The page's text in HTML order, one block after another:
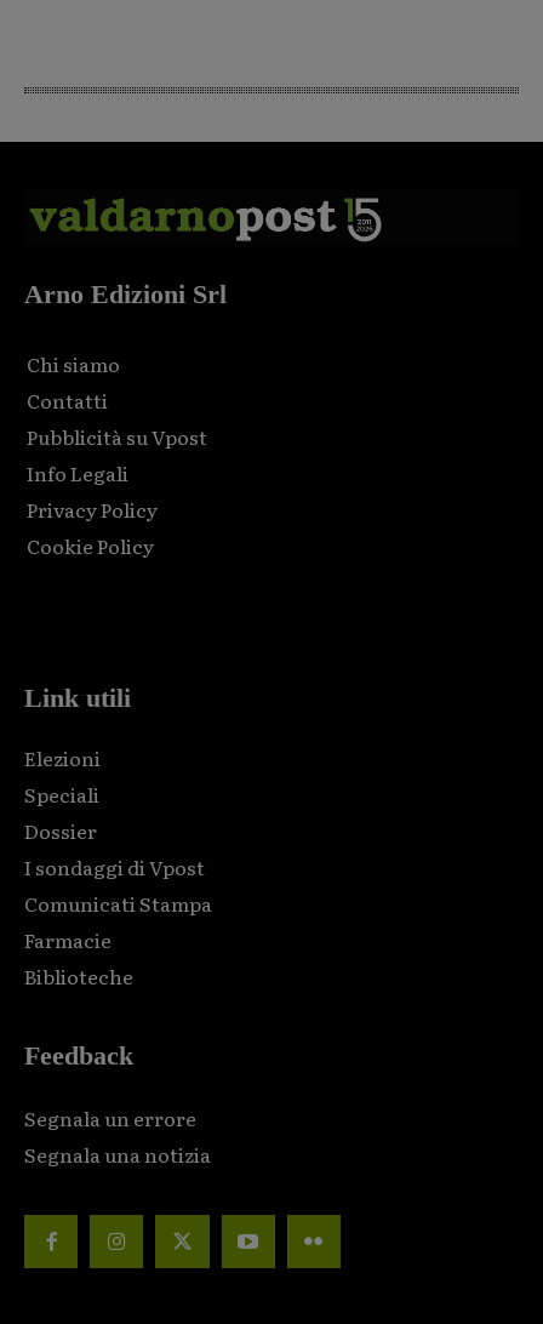
Arno Edizioni Srl
Chi siamo
Contatti
Pubblicità su Vpost
Info Legali
Privacy Policy
Cookie Policy
Link utili
Elezioni
Speciali
Dossier
I sondaggi di Vpost
Comunicati Stampa
Farmacie
Biblioteche
Feedback
Segnala un errore
Segnala una notizia